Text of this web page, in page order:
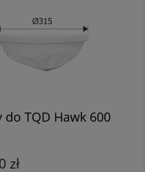
do TQD Hawk 600
zł